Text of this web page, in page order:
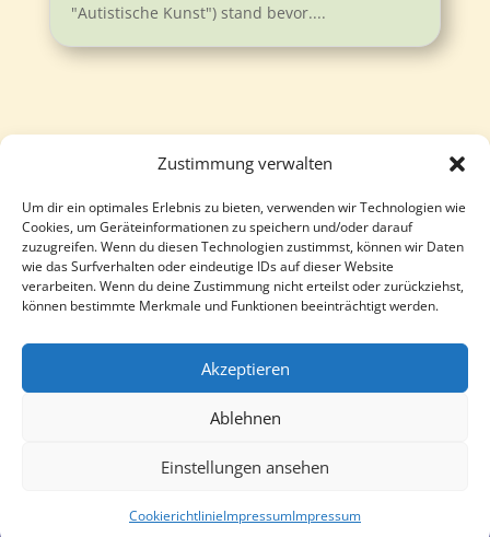
Zustimmung verwalten
Um dir ein optimales Erlebnis zu bieten, verwenden wir Technologien wie
Cookies, um Geräteinformationen zu speichern und/oder darauf
zuzugreifen. Wenn du diesen Technologien zustimmst, können wir Daten
wie das Surfverhalten oder eindeutige IDs auf dieser Website
verarbeiten. Wenn du deine Zustimmung nicht erteilst oder zurückziehst,
können bestimmte Merkmale und Funktionen beeinträchtigt werden.
Akzeptieren
Ablehnen
Einstellungen ansehen
CookierichtlinieImpressumImpressum
"Autistische Kunst") stand bevor....
Follow Follow